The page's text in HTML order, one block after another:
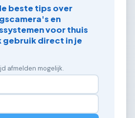
beste tips over
en
voor thuis
gebruik direct in je
afmelden mogelijk.